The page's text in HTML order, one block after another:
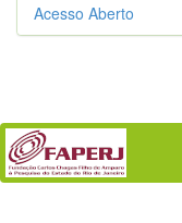
Acesso Aberto